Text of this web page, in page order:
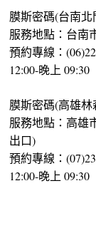
膜斯密碼(台南北
服務地點：台南
預約專線：
12:00-晚上 09:30
膜斯密碼(高雄林
服務地點：高雄
出口)
預約專線：
12:00-晚上 09:30